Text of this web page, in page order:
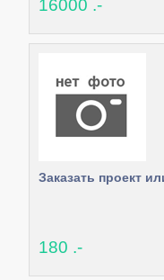
16000 .-
Заказать проект
180 .-